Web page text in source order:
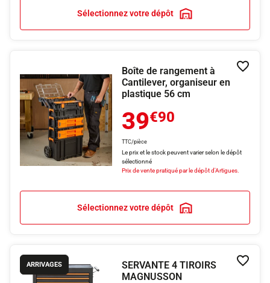
Sélectionnez votre dépôt
Boîte de rangement à
Cantilever, organiseur en
plastique 56 cm
39€90
TTC/pièce
Le prix et le stock peuvent varier selon le dépôt
sélectionné
Prix de vente pratiqué par le dépôt d'Artigues.
Sélectionnez votre dépôt
ARRIVAGES
SERVANTE 4 TIROIRS
MAGNUSSON